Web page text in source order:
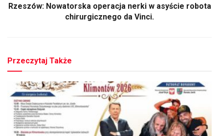
Rzeszów: Nowatorska operacja nerki w asyście robota
chirurgicznego da Vinci.
Przeczytaj Także